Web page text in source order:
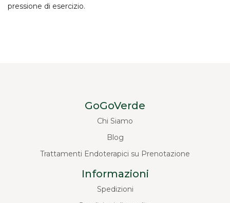
pressione di esercizio.
GoGoVerde
Chi Siamo
Blog
Trattamenti Endoterapici su Prenotazione
Informazioni
Spedizioni